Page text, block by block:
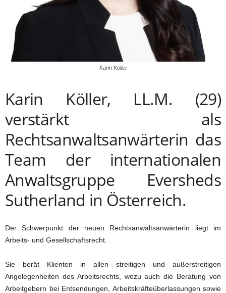
Karin Köller
Karin Köller, LL.M. (29)
verstärkt als
Rechtsanwaltsanwärterin das
Team der internationalen
Anwaltsgruppe Eversheds
Sutherland in Österreich.
Der Schwerpunkt der neuen Rechtsanwaltsanwärterin liegt im
Arbeits- und Gesellschaftsrecht.
Sie berät Klienten in allen streitigen und außerstreitigen
Angelegenheiten des Arbeitsrechts, wozu auch die Beratung von
Arbeitgebern bei Entsendungen, Arbeitskräfteüberlassungen sowie